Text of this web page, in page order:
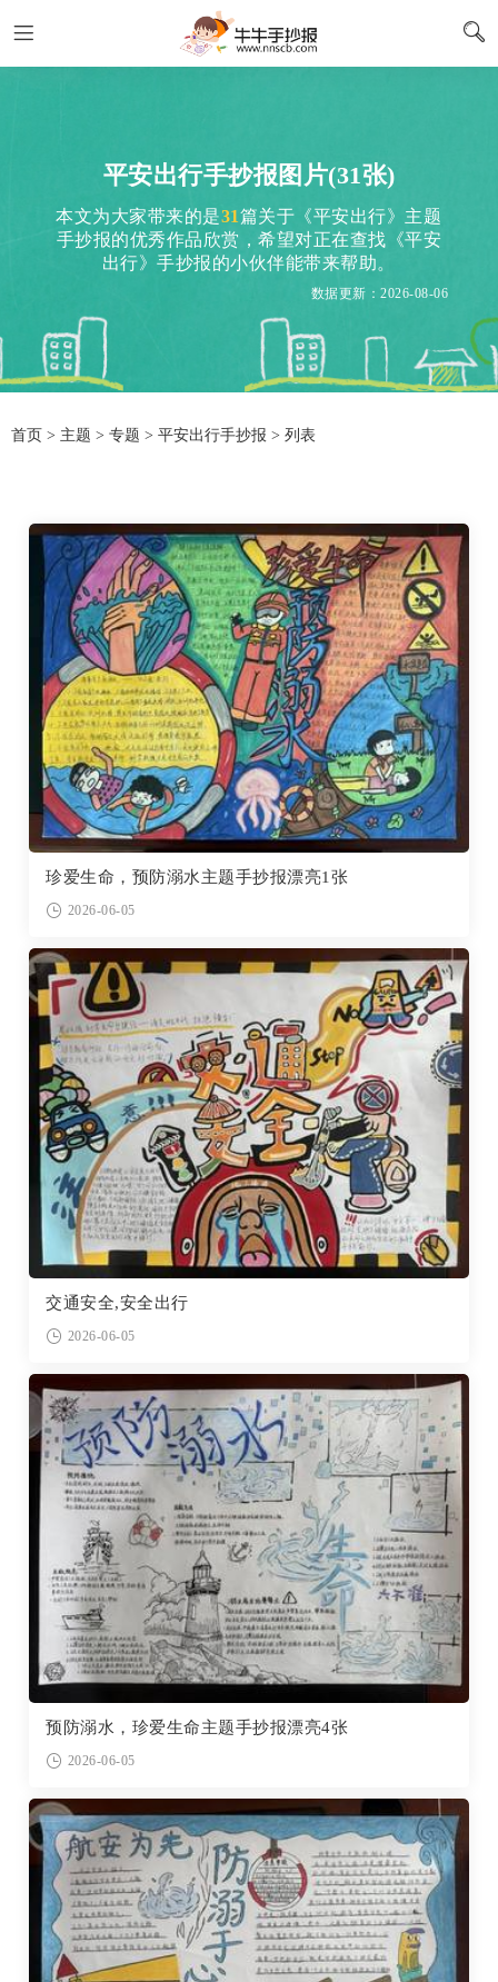
平安出行手抄报图片(31张)
本文为大家带来的是31篇关于《平安出行》主题
手抄报的优秀作品欣赏，希望对正在查找《平安
出行》手抄报的小伙伴能带来帮助。
数据更新：2026-08-06
首页 > 主题 > 专题 > 平安出行手抄报 > 列表
珍爱生命，预防溺水主题手抄报漂亮1张
2026-06-05
交通安全,安全出行
2026-06-05
预防溺水，珍爱生命主题手抄报漂亮4张
2026-06-05